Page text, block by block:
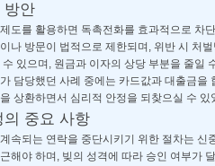
방안
도를 활용하면 독촉전화를 효과적으로 차
나 방문이 법적으로 제한되며, 위반 시 처
수 있으며, 원금과 이자의 상당 부분을 줄일
담당했던 사례 중에는 카드값과 대출금
상환하면서 심리적 안정을 되찾으실 수 있
의 중요 사항
속되는 연락을 중단시키기 위한 절차는
해야 하며, 빚의 성격에 따라 승인 여부가